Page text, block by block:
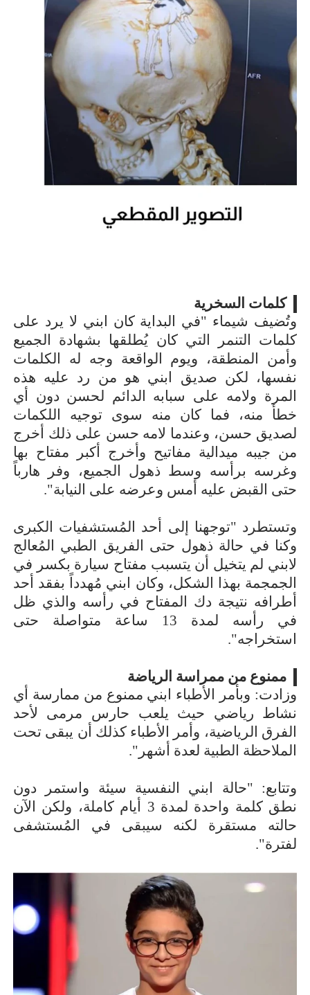
كلمات السخرية
وتُضيف شيماء "في البداية كان ابني لا يرد على
كلمات التنمر التي كان يُطلقها بشهادة الجميع
وأمن المنطقة، ويوم الواقعة وجه له الكلمات
نفسها، لكن صديق ابني هو من رد عليه هذه
المرة ولامه على سبابه الدائم لحسن دون أي
خطأ منه، فما كان منه سوى توجيه اللكمات
لصديق حسن، وعندما لامه حسن على ذلك أخرج
من جيبه ميدالية مفاتيح وأخرج أكبر مفتاح بها
وغرسه برأسه وسط ذهول الجميع، وفر هارباً
حتى القبض عليه أمس وعرضه على النيابة".
وتستطرد "توجهنا إلى أحد المُستشفيات الكبرى
وكنا في حالة ذهول حتى الفريق الطبي المُعالج
لابني لم يتخيل أن يتسبب مفتاح سيارة بكسر في
الجمجمة بهذا الشكل، وكان ابني مُهدداً بفقد أحد
أطرافه نتيجة دك المفتاح في رأسه والذي ظل
في رأسه لمدة 13 ساعة متواصلة حتى
استخراجه".
ممنوع من ممراسة الرياضة
وزادت: وبأمر الأطباء ابني ممنوع من ممارسة أي
نشاط رياضي حيث يلعب حارس مرمى لأحد
الفرق الرياضية، وأمر الأطباء كذلك أن يبقى تحت
الملاحظة الطبية لعدة أشهر".
وتتابع: "حالة ابني النفسية سيئة واستمر دون
نطق كلمة واحدة لمدة 3 أيام كاملة، ولكن الآن
حالته مستقرة لكنه سيبقى في المُستشفى
لفترة".